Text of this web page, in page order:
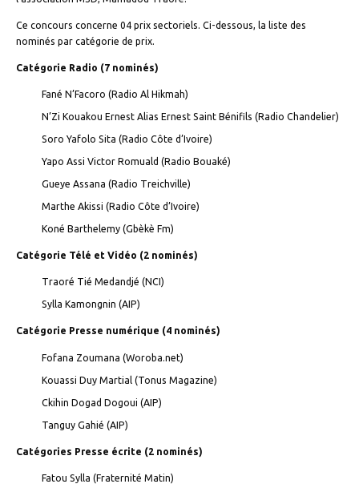
Ce concours concerne 04 prix sectoriels. Ci-dessous, la liste des
nominés par catégorie de prix.
Catégorie Radio (7 nominés)
Fané N’Facoro (Radio Al Hikmah)
N’Zi Kouakou Ernest Alias Ernest Saint Bénifils (Radio Chandelier)
Soro Yafolo Sita (Radio Côte d’Ivoire)
Yapo Assi Victor Romuald (Radio Bouaké)
Gueye Assana (Radio Treichville)
Marthe Akissi (Radio Côte d’Ivoire)
Koné Barthelemy (Gbèkè Fm)
Catégorie Télé et Vidéo (2 nominés)
Traoré Tié Medandjé (NCI)
Sylla Kamongnin (AIP)
Catégorie Presse numérique (4 nominés)
Fofana Zoumana (Woroba.net)
Kouassi Duy Martial (Tonus Magazine)
Ckihin Dogad Dogoui (AIP)
Tanguy Gahié (AIP)
Catégories Presse écrite (2 nominés)
Fatou Sylla (Fraternité Matin)